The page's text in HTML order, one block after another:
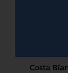
Costa